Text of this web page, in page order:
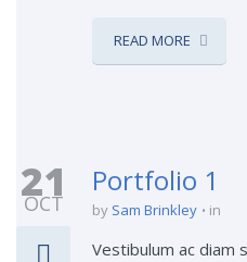
READ MORE
21
OCT
Portfolio 1
by Sam Brinkley in
Vestibulum ac diam